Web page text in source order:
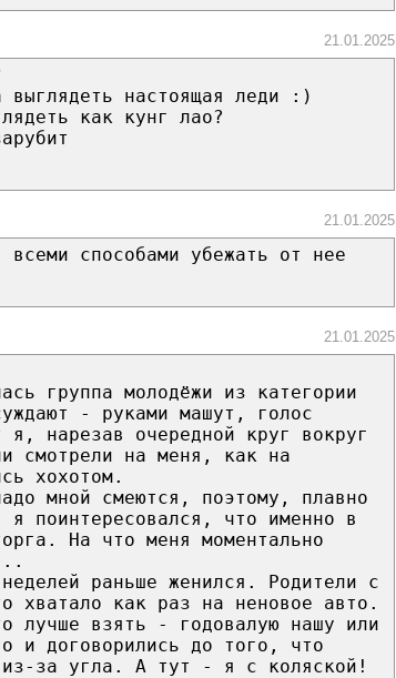
21.01.2025
настоящая леди :)
как кунг лао?
21.01.2025
способами убежать от нее
21.01.2025
группа молодёжи из категории
- руками машут, голос
нарезав очередной круг вокруг
смотрели на меня, как на
хохотом.
мной смеются, поэтому, плавно
я поинтересовался, что именно в
На что меня моментально
раньше женился. Родители с
хватало как раз на неновое авто.
лучше взять - годовалую нашу или
и договорились до того, что
из-за угла. А тут - я с коляской!